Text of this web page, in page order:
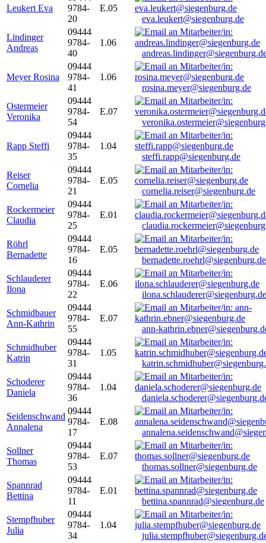
Leukert Eva
9784-
20
E.05
eva.leukert@siegenburg.de
Lindinger
Andreas
09444
9784-
40
1.06
Meyer Rosina
09444
9784-
41
1.06
rosina.meyer@siegenburg.de
Ostermeier
Veronika
09444
9784-
54
E.07
Rapp Steffi
09444
9784-
35
1.04
steffi.rapp@siegenburg.de
Reiser
Cornelia
09444
9784-
21
E.05
cornelia.reiser@siegenburg.de
Rockermeier
Claudia
09444
9784-
25
E.01
Röhrl
Bernadette
09444
9784-
16
E.05
bernadette.roehrl@siegenburg.de
Schlauderer
Ilona
09444
9784-
22
E.06
ilona.schlauderer@siegenburg.de
Schmidbauer
Ann-Kathrin
09444
9784-
55
E.07
ann-
Schmidhuber
Katrin
09444
9784-
31
1.05
Schoderer
Daniela
09444
9784-
36
1.04
Seidenschwand
Annalena
09444
9784-
17
E.08
Sollner
Thomas
09444
9784-
53
E.07
thomas.sollner@siegenburg.de
Spannrad
Bettina
09444
9784-
11
E.01
bettina.spannrad@siegenburg.de
Stempfhuber
Julia
09444
9784-
34
1.04